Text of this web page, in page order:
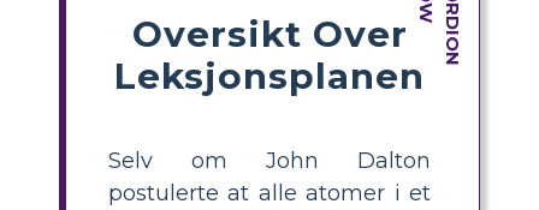
Oversikt Over
Leksjonsplanen
Selv om John Dalton
postulerte at alle atomer i et